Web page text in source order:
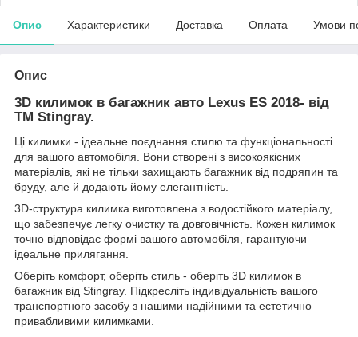
Опис Характеристики Доставка Оплата Умови
Опис
3D килимок в багажник авто Lexus ES 2018- від
TM Stingray.
Ці килимки - ідеальне поєднання стилю та функціональності
для вашого автомобіля. Вони створені з високоякісних
матеріалів, які не тільки захищають багажник від подряпин та
бруду, але й додають йому елегантність.
3D-структура килимка виготовлена з водостійкого матеріалу,
що забезпечує легку очистку та довговічність. Кожен килимок
точно відповідає формі вашого автомобіля, гарантуючи
ідеальне прилягання.
Оберіть комфорт, оберіть стиль - оберіть 3D килимок в
багажник від Stingray. Підкресліть індивідуальність вашого
транспортного засобу з нашими надійними та естетично
привабливими килимками.